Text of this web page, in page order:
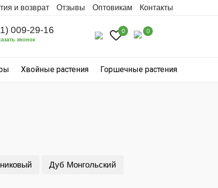
и возврат Отзывы Оптовикам Контакты
009-29-16
звонок
0 0
Хвойные растения Горшечные растения
Дуб Монгольский